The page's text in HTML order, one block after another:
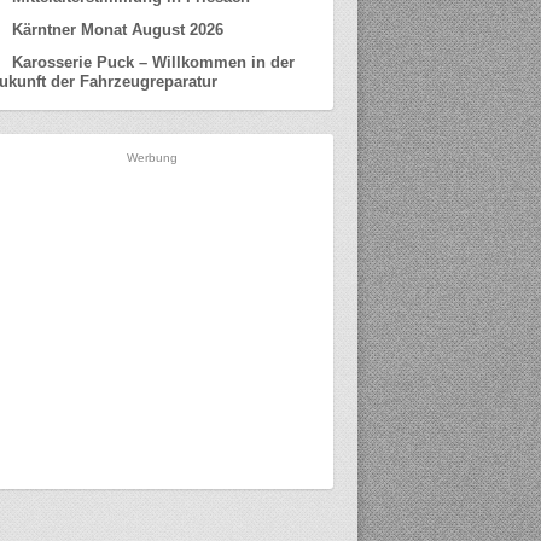
Kärntner Monat August 2026
Karosserie Puck – Willkommen in der
der Fahrzeugreparatur
Werbung